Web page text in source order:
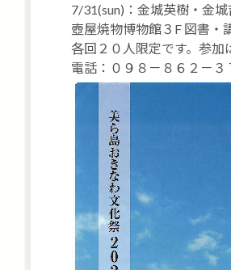
7/31(sun)：金城英樹・金
壺屋焼物博物館３F 図書・
各回２０人限定です。参加
電話：０９８－８６２－３